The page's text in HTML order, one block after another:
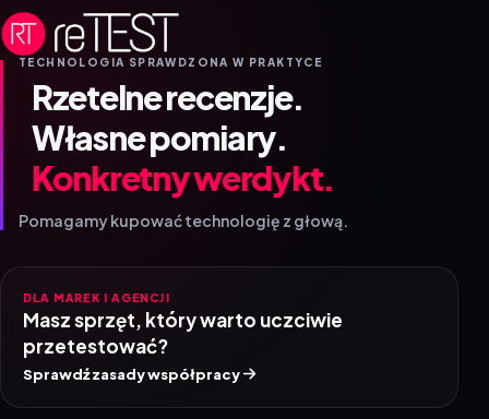
TECHNOLOGIA SPRAWDZONA W PRAKTYCE
Rzetelne recenzje.
Własne pomiary.
Konkretny werdykt.
Pomagamy kupować technologię z głową.
DLA MAREK I AGENCJI
Masz sprzęt, który warto uczciwie
przetestować?
Sprawdź zasady współpracy